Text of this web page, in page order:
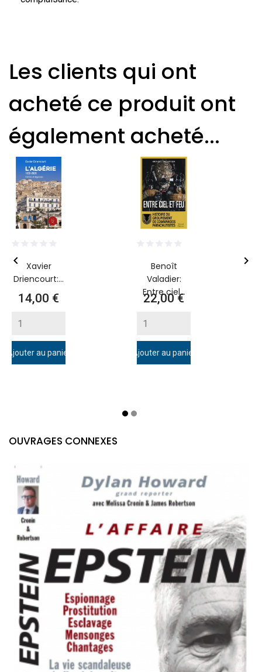
Les clients qui ont
acheté ce produit ont
également acheté...
Xavier
Driencourt:...
Prix
14,00 €
Ajouter au panier
Benoît
Valadier:
Entre ciel...
Prix
22,00 €
Ajouter au panier
 
OUVRAGES CONNEXES